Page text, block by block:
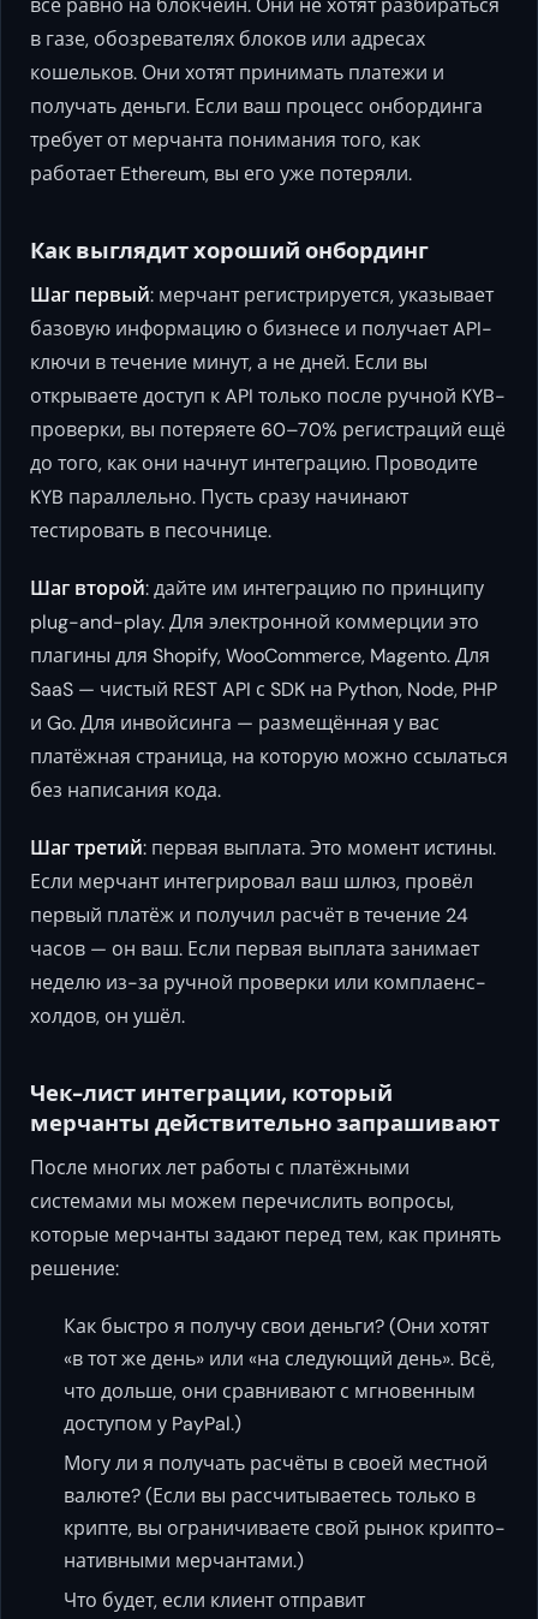
всё равно на блокчейн. Они не хотят разбираться
в газе, обозревателях блоков или адресах
кошельков. Они хотят принимать платежи и
получать деньги. Если ваш процесс онбординга
требует от мерчанта понимания того, как
работает Ethereum, вы его уже потеряли.
Как выглядит хороший онбординг
Шаг первый: мерчант регистрируется, указывает
базовую информацию о бизнесе и получает API-
ключи в течение минут, а не дней. Если вы
открываете доступ к API только после ручной KYB-
проверки, вы потеряете 60–70% регистраций ещё
до того, как они начнут интеграцию. Проводите
KYB параллельно. Пусть сразу начинают
тестировать в песочнице.
Шаг второй: дайте им интеграцию по принципу
plug-and-play. Для электронной коммерции это
плагины для Shopify, WooCommerce, Magento. Для
SaaS — чистый REST API с SDK на Python, Node, PHP
и Go. Для инвойсинга — размещённая у вас
платёжная страница, на которую можно ссылаться
без написания кода.
Шаг третий: первая выплата. Это момент истины.
Если мерчант интегрировал ваш шлюз, провёл
первый платёж и получил расчёт в течение 24
часов — он ваш. Если первая выплата занимает
неделю из-за ручной проверки или комплаенс-
холдов, он ушёл.
Чек-лист интеграции, который
мерчанты действительно запрашивают
После многих лет работы с платёжными
системами мы можем перечислить вопросы,
которые мерчанты задают перед тем, как принять
решение:
Как быстро я получу свои деньги? (Они хотят
«в тот же день» или «на следующий день». Всё,
что дольше, они сравнивают с мгновенным
доступом у PayPal.)
Могу ли я получать расчёты в своей местной
валюте? (Если вы рассчитываетесь только в
крипте, вы ограничиваете свой рынок крипто-
нативными мерчантами.)
Что будет, если клиент отправит